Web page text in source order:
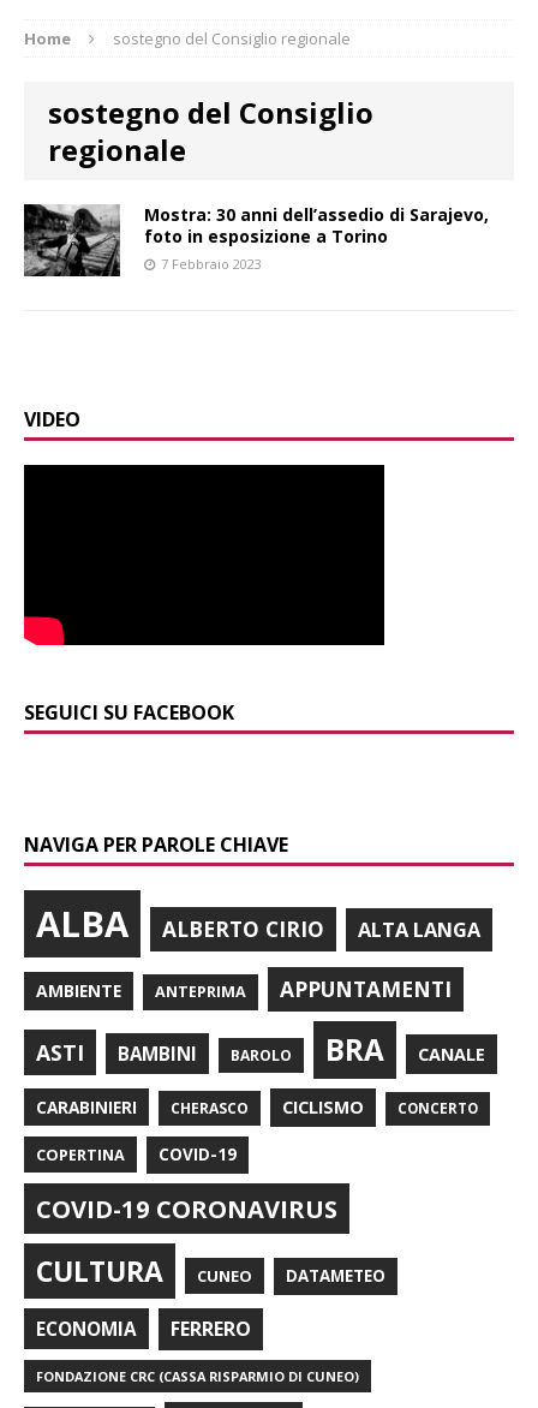
Home sostegno del Consiglio regionale
sostegno del Consiglio
regionale
Mostra: 30 anni dell’assedio di Sarajevo,
foto in esposizione a Torino
7 Febbraio 2023
VIDEO
SEGUICI SU FACEBOOK
NAVIGA PER PAROLE CHIAVE
ALBA ALBERTO CIRIO ALTA LANGA
AMBIENTE ANTEPRIMA APPUNTAMENTI
ASTI BAMBINI BAROLO BRA CANALE
CARABINIERI CHERASCO CICLISMO CONCERTO
COPERTINA COVID-19
COVID-19 CORONAVIRUS
CULTURA CUNEO DATAMETEO
ECONOMIA FERRERO
FONDAZIONE CRC (CASSA RISPARMIO DI CUNEO)